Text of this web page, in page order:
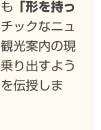
「形を持っ
ックなニュ
光案内の現
り出すよう
伝授しま